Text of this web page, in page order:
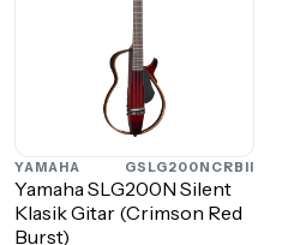
YAMAHA GSLG200NCRBII
Yamaha SLG200N Silent
Klasik Gitar (Crimson Red
Burst)